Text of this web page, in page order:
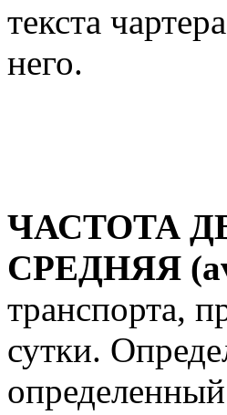
текста
него.
ЧАСТОТА
СРЕДНЯЯ
транспорта,
сутки.